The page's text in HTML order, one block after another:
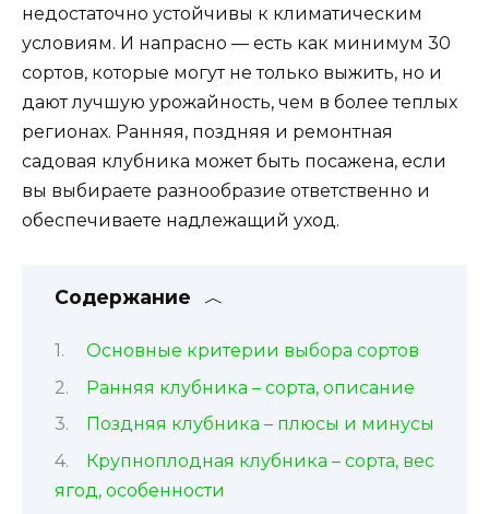
недостаточно устойчивы к климатическим
условиям. И напрасно — есть как минимум 30
сортов, которые могут не только выжить, но и
дают лучшую урожайность, чем в более теплых
регионах. Ранняя, поздняя и ремонтная
садовая клубника может быть посажена, если
вы выбираете разнообразие ответственно и
обеспечиваете надлежащий уход.
Содержание
Основные критерии выбора сортов
Ранняя клубника – сорта, описание
Поздняя клубника – плюсы и минусы
Крупноплодная клубника – сорта, вес
ягод, особенности